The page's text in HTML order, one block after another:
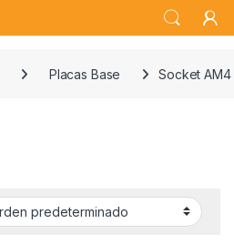
Placas Base Socket AM4